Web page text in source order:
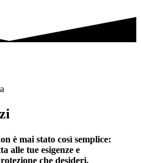
è mai stato così semplice:
alle tue esigenze e
che desideri.